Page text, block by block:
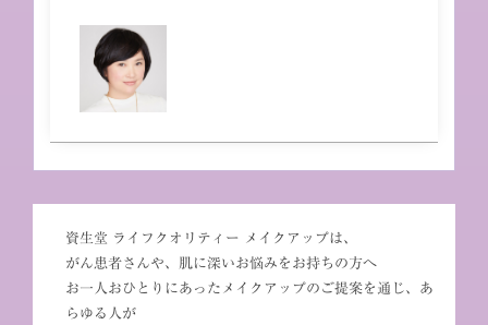
資生堂 ライフクオリティー メイクアップは、
がん患者さんや、肌に深いお悩みをお持ちの方へ
お一人おひとりにあったメイクアップのご提案を通じ、あ
らゆる人が